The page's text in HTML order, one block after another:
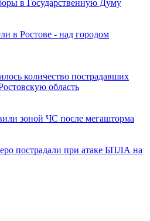
в Государственную Думу
в Ростове - над городом
количество пострадавших
область
зоной ЧС после мегашторма
пострадали при атаке БПЛА на